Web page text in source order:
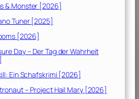
& Monster [2026]
Tuner [2025]
[2026]
Day – Der Tag der Wahrheit
Ein Schafskrimi [2026]
– Project Hail Mary [2026]